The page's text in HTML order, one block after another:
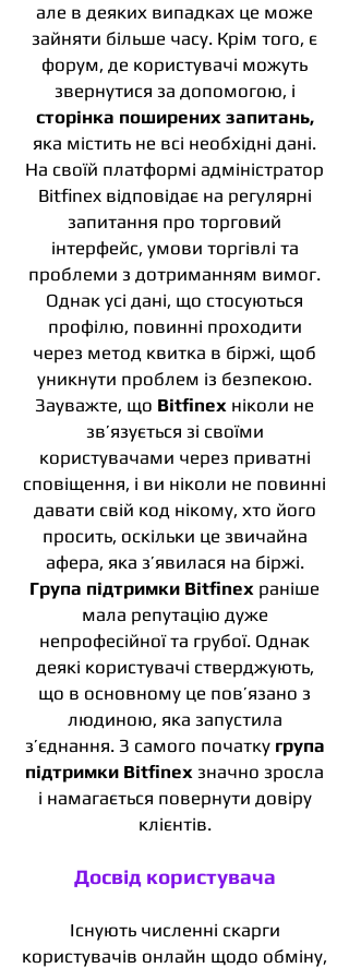
але в деяких випадках це може
зайняти більше часу. Крім того, є
форум, де користувачі можуть
звернутися за допомогою, і
сторінка поширених запитань,
яка містить не всі необхідні дані.
На своїй платформі адміністратор
Bitfinex відповідає на регулярні
запитання про торговий
інтерфейс, умови торгівлі та
проблеми з дотриманням вимог.
Однак усі дані, що стосуються
профілю, повинні проходити
через метод квитка в біржі, щоб
уникнути проблем із безпекою.
Зауважте, що Bitfinex ніколи не
зв’язується зі своїми
користувачами через приватні
сповіщення, і ви ніколи не повинні
давати свій код нікому, хто його
просить, оскільки це звичайна
афера, яка з’явилася на біржі.
Група підтримки Bitfinex раніше
мала репутацію дуже
непрофесійної та грубої. Однак
деякі користувачі стверджують,
що в основному це пов’язано з
людиною, яка запустила
з’єднання. З самого початку група
підтримки Bitfinex значно зросла
і намагається повернути довіру
клієнтів.
Досвід користувача
Існують численні скарги
користувачів онлайн щодо обміну,